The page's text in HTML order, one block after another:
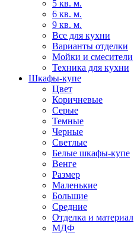
5 кв. м.
6 кв. м.
9 кв. м.
Все для кухни
Варианты отделки
Мойки и смесители
Техника для кухни
Шкафы-купе
Цвет
Коричневые
Серые
Темные
Черные
Светлые
Белые шкафы-купе
Венге
Размер
Маленькие
Большие
Средние
Отделка и материал
МДФ